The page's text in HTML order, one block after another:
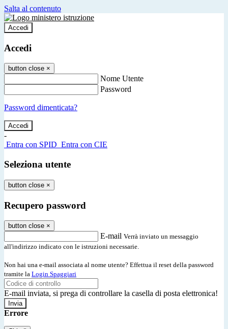
Salta al contenuto
Accedi
Accedi
button close ×
Nome Utente
Password
Password dimenticata?
-
Entra con SPID Entra con CIE
Seleziona utente
button close ×
Recupero password
button close ×
E-mail Verrà inviato un messaggio
all'indirizzo indicato con le istruzioni necessarie.
Non hai una e-mail associata al nome utente? Effettua il reset della password
tramite la Login Spaggiari
E-mail inviata, si prega di controllare la casella di posta elettronica!
Errore